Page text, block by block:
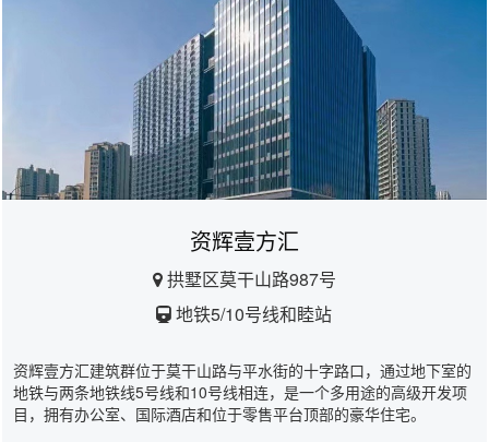
资辉壹方汇
拱墅区莫干山路987号
地铁5/10号线和睦站
资辉壹方汇建筑群位于莫干山路与平水街的十字路口，通过地下室的
地铁与两条地铁线5号线和10号线相连，是一个多用途的高级开发项
目，拥有办公室、国际酒店和位于零售平台顶部的豪华住宅。